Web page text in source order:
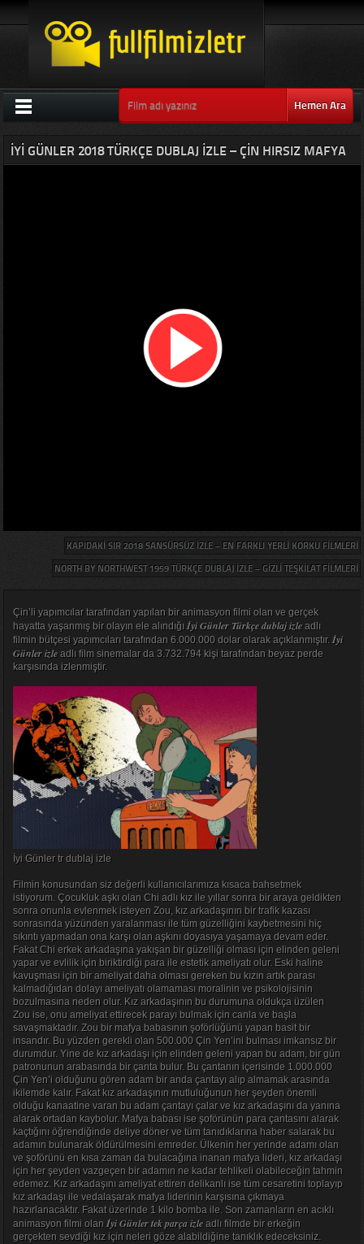
Hemen Ara
İYI GÜNLER 2018 TÜRKÇE DUBLAJ IZLE – ÇIN HIRSIZ MAFYA
KAPIDAKI SIR 2018 SANSÜRSÜZ IZLE – EN FARKLI YERLI KORKU FILMLERI
NORTH BY NORTHWEST 1959 TÜRKÇE DUBLAJ IZLE – GIZLI TEŞKILAT FILMLERI
Çin’li yapımcılar tarafından yapılan bir animasyon filmi olan ve gerçek
hayatta yaşanmış bir olayın ele alındığı İyi Günler Türkçe dublaj izleadlı
filmin bütçesi yapımcıları tarafından 6.000.000 dolar olarak açıklanmıştır. İyi
Günler izleadlı film sinemalar da 3.732.794 kişi tarafından beyaz perde
karşısında izlenmiştir.
İyi Günler tr dublaj izle
Filmin konusundan siz değerli kullanıcılarımıza kısaca bahsetmek
istiyorum. Çocukluk aşkı olan Chi adlı kız ile yıllar sonra bir araya geldikten
sonra onunla evlenmek isteyen Zou, kız arkadaşının bir trafik kazası
sonrasında yüzünden yaralanması ile tüm güzelliğini kaybetmesini hiç
sıkıntı yapmadan ona karşı olan aşkını doyasıya yaşamaya devam eder.
Fakat Chi erkek arkadaşına yakışan bir güzelliği olması için elinden geleni
yapar ve evlilik için biriktirdiği para ile estetik ameliyatı olur. Eski haline
kavuşması için bir ameliyat daha olması gereken bu kızın artık parası
kalmadığıdan dolayı ameliyatı olamaması moralinin ve psikolojisinin
bozulmasına neden olur. Kız arkadaşının bu durumuna oldukça üzülen
Zou ise, onu ameliyat ettirecek parayı bulmak için canla ve başla
savaşmaktadır. Zou bir mafya babasının şoförlüğünü yapan basit bir
insandır. Bu yüzden gerekli olan 500.000 Çin Yen’ini bulması imkansız bir
durumdur. Yine de kız arkadaşı için elinden geleni yapan bu adam, bir gün
patronunun arabasında bir çanta bulur. Bu çantanın içerisinde 1.000.000
Çin Yen’i olduğunu gören adam bir anda çantayı alıp almamak arasında
ikilemde kalır. Fakat kız arkadaşının mutluluğunun her şeyden önemli
olduğu kanaatine varan bu adam çantayı çalar ve kız arkadaşını da yanına
alarak ortadan kaybolur. Mafya babası ise şoförünün para çantasını alarak
kaçtığını öğrendiğinde deliye döner ve tüm tanıdıklarına haber salarak bu
adamın bulunarak öldürülmesini emreder. Ülkenin her yerinde adamı olan
ve şoförünü en kısa zaman da bulacağına inanan mafya lideri, kız arkadaşı
için her şeyden vazgeçen bir adamın ne kadar tehlikeli olabileceğin tahmin
edemez. Kız arkadaşını ameliyat ettiren delikanlı ise tüm cesaretini toplayıp
kız arkadaşı ile vedalaşarak mafya liderinin karşısına çıkmaya
hazırlanacaktır. Fakat üzerinde 1 kilo bomba ile. Son zamanların en acıklı
animasyon filmi olan İyi Günler tek parça izleadlı filmde bir erkeğin
gerçekten sevdiği kız için neleri göze alabildiğine tanıklık edeceksiniz.